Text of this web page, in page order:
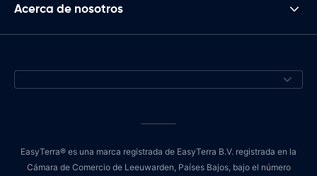
Acerca de nosotros
EasyTerra® es una marca registrada de EasyTerra B.V. registrada en la
Cámara de Comercio de Leeuwarden, Países Bajos, bajo el número